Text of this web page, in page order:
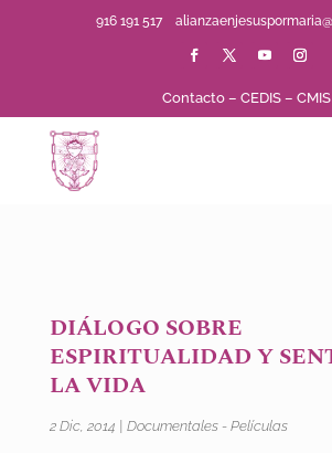
916 191 517
Contacto –CEDIS –CMIS
DIÁLOGO SOBRE
ESPIRITUALIDAD Y
LA VIDA
2 Dic, 2014 Documentales - Películas